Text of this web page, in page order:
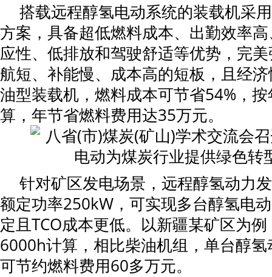
搭载远程醇氢电动系统的装载机采
方案，具备超低燃料成本、出勤效率
应性、低排放和驾驶舒适等优势，完
航短、补能慢、成本高的短板，且经
油型装载机，燃料成本可节省54%，
算，年节省燃料费用达35万元。
针对矿区发电场景，远程醇氢动力
额定功率250kW，可实现多台醇氢电
定且TCO成本更低。以新疆某矿区为
6000h计算，相比柴油机组，单台醇
可节约燃料费用60多万元。